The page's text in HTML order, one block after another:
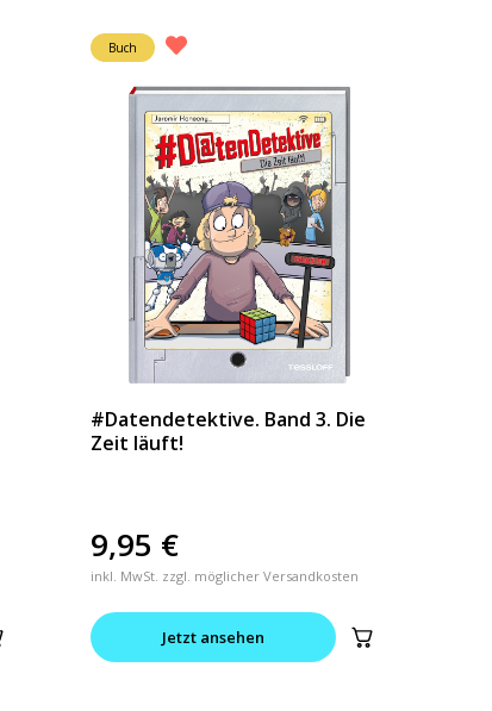
Buch
#Datendetektive. Band 3. Die
Zeit läuft!
9,95 €
inkl. MwSt. zzgl. möglicher Versandkosten
Jetzt ansehen